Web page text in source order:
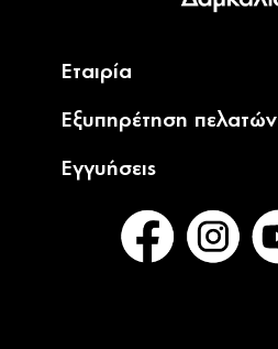
Εταιρία
Εξυπηρέτηση πελατών
Εγγυήσεις